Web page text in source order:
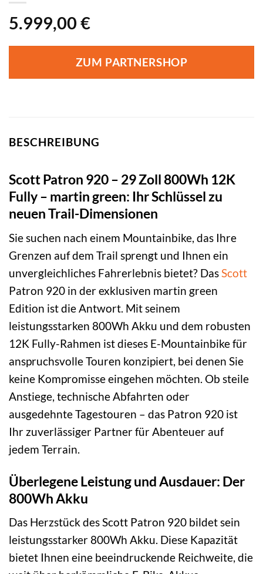
5.999,00 €
ZUM PARTNERSHOP
BESCHREIBUNG
Scott Patron 920 – 29 Zoll 800Wh 12K
Fully – martin green: Ihr Schlüssel zu
neuen Trail-Dimensionen
Sie suchen nach einem Mountainbike, das Ihre
Grenzen auf dem Trail sprengt und Ihnen ein
unvergleichliches Fahrerlebnis bietet? DasScott
Patron 920 in der exklusiven martin green
Edition ist die Antwort. Mit seinem
leistungsstarken 800Wh Akku und dem robusten
12K Fully-Rahmen ist dieses E-Mountainbike für
anspruchsvolle Touren konzipiert, bei denen Sie
keine Kompromisse eingehen möchten. Ob steile
Anstiege, technische Abfahrten oder
ausgedehnte Tagestouren – das Patron 920 ist
Ihr zuverlässiger Partner für Abenteuer auf
jedem Terrain.
Überlegene Leistung und Ausdauer: Der
800Wh Akku
Das Herzstück des Scott Patron 920 bildet sein
leistungsstarker 800Wh Akku. Diese Kapazität
bietet Ihnen eine beeindruckende Reichweite, die